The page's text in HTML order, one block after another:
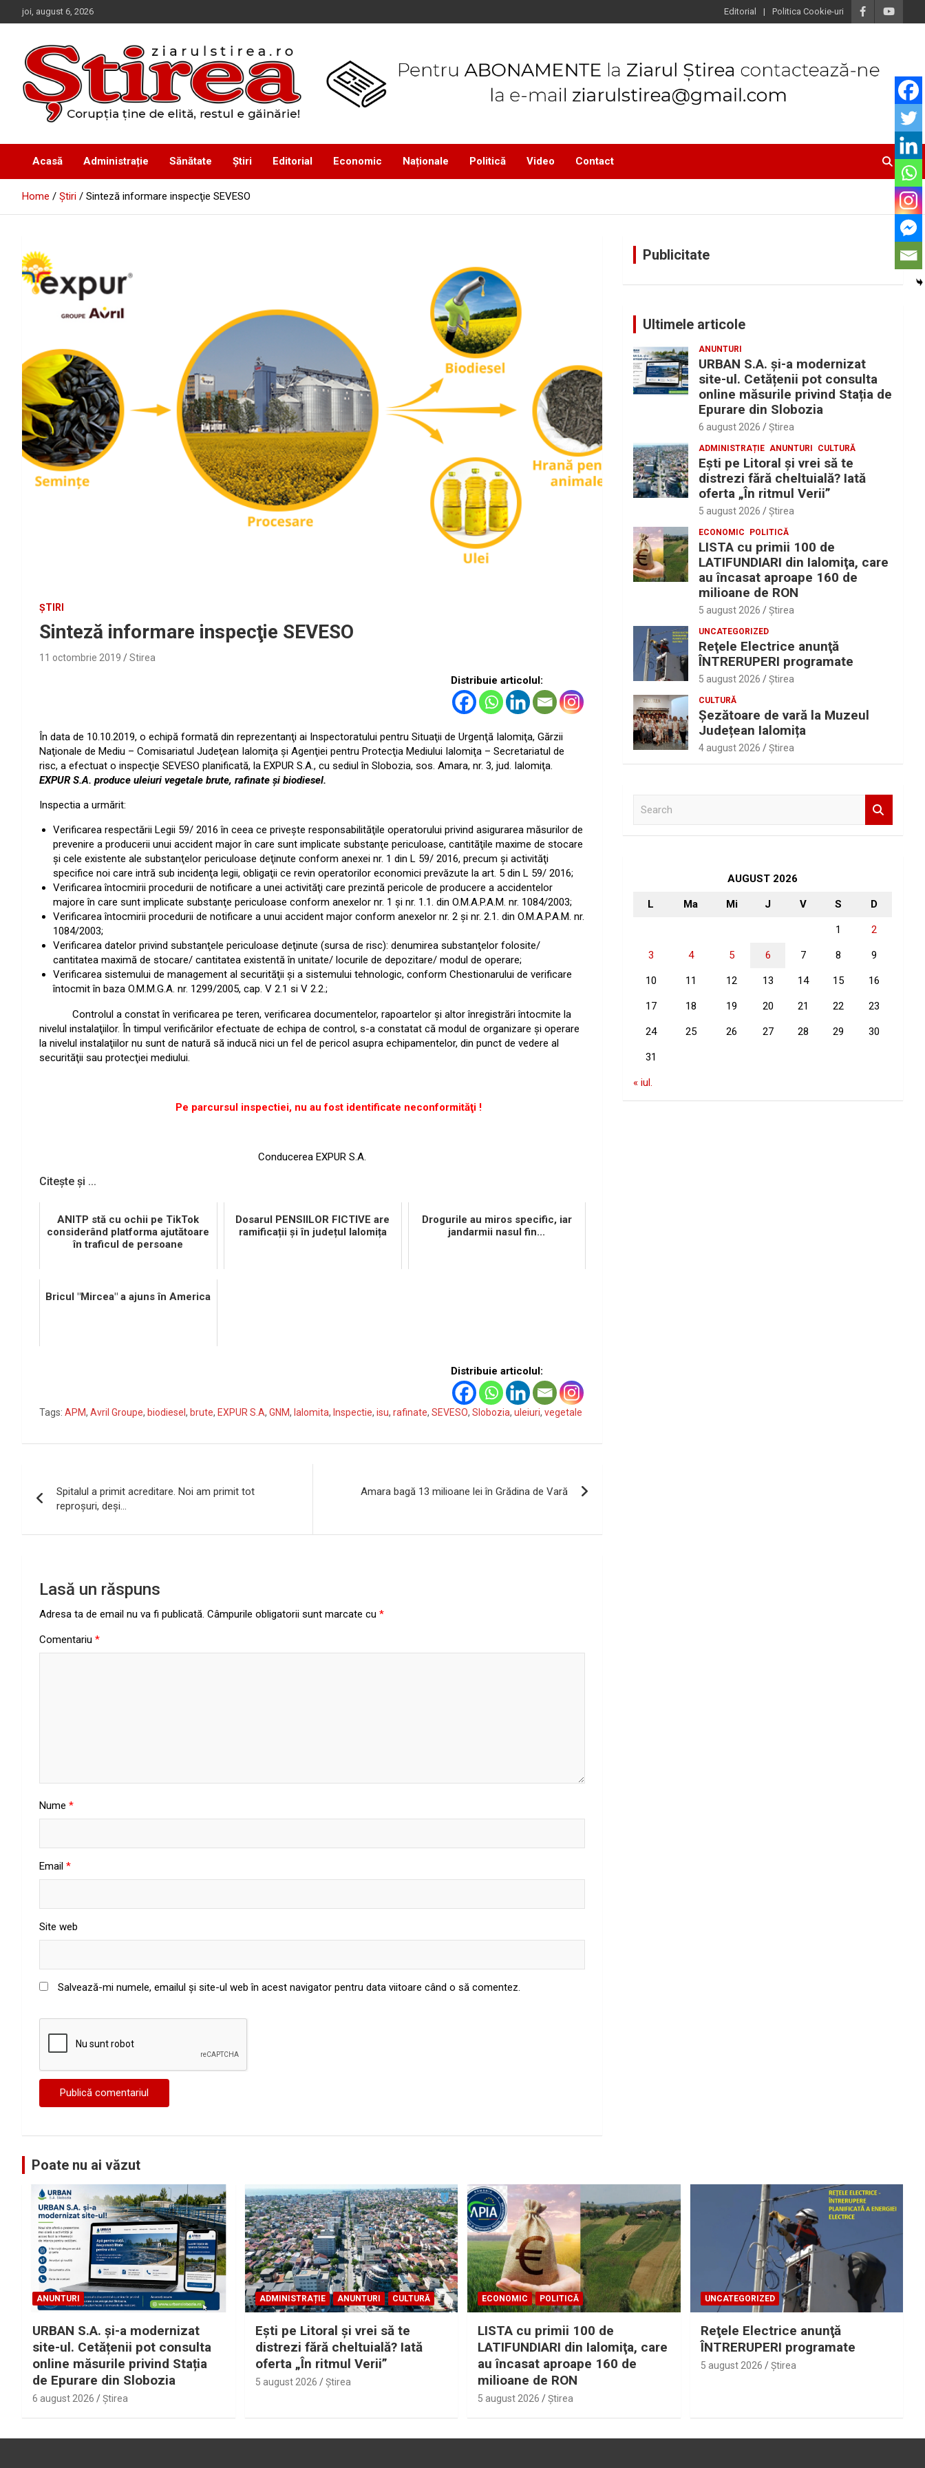
to
joi, august 6, 2026 Editorial Politica Cookie-uri
Ziarul Știrea
Acasă Administrație Sănătate Știri Editorial Economic Naționale Politică Video Contact
Home Știri Sinteză informare inspecţie SEVESO
ȘTIRI
Sinteză informare inspecţie SEVESO
11 octombrie 2019 Stirea
Distribuie articolul:
În data de 10.10.2019, o echipă formată din reprezentanţi ai Inspectoratului pentru Situaţii de Urgenţă Ialomiţa, Gărzii
Naţionale de Mediu – Comisariatul Judeţean Ialomiţa şi Agenţiei pentru Protecţia Mediului Ialomiţa – Secretariatul de
risc, a efectuat o inspecţie SEVESO planificată, la EXPUR S.A., cu sediul în Slobozia, sos. Amara, nr. 3, jud. Ialomiţa.
EXPUR S.A. produce uleiuri vegetale brute, rafinate şi biodiesel.
Inspectia a urmărit:
Verificarea respectării Legii 59/ 2016 în ceea ce priveşte responsabilităţile operatorului privind asigurarea măsurilor de
prevenire a producerii unui accident major în care sunt implicate substanţe periculoase, cantităţile maxime de stocare
şi cele existente ale substanţelor periculoase deţinute conform anexei nr. 1 din L 59/ 2016, precum şi activităţi
specifice noi care intră sub incidenţa legii, obligaţii ce revin operatorilor economici prevăzute la art. 5 din L 59/ 2016;
Verificarea întocmirii procedurii de notificare a unei activităţi care prezintă pericole de producere a accidentelor
majore în care sunt implicate substanţe periculoase conform anexelor nr. 1 şi nr. 1.1. din O.M.A.P.A.M. nr. 1084/2003;
Verificarea întocmirii procedurii de notificare a unui accident major conform anexelor nr. 2 şi nr. 2.1. din O.M.A.P.A.M. nr.
1084/2003;
Verificarea datelor privind substanţele periculoase deţinute (sursa de risc): denumirea substanţelor folosite/
cantitatea maximă de stocare/ cantitatea existentă în unitate/ locurile de depozitare/ modul de operare;
Verificarea sistemului de management al securităţii şi a sistemului tehnologic, conform Chestionarului de verificare
întocmit în baza O.M.M.G.A. nr. 1299/2005, cap. V 2.1 si V 2.2.;
Controlul a constat în verificarea pe teren, verificarea documentelor, rapoartelor şi altor înregistrări întocmite la
nivelul instalaţiilor. În timpul verificărilor efectuate de echipa de control, s-a constatat că modul de organizare şi operare
la nivelul instalaţiilor nu sunt de natură să inducă nici un fel de pericol asupra echipamentelor, din punct de vedere al
securităţii sau protecţiei mediului.
Pe parcursul inspectiei, nu au fost identificate neconformităţi !
Conducerea EXPUR S.A.
Citește și ...
ANITP stă cu ochii pe TikTok
considerând platforma ajutătoare
în traficul de persoane
Dosarul PENSIILOR FICTIVE are
ramificații și în județul Ialomița
Drogurile au miros specific, iar
jandarmii nasul fin...
Bricul "Mircea" a ajuns în America
Distribuie articolul:
Tags: APM, Avril Groupe, biodiesel , brute, EXPUR S.A, GNM, Ialomita, Inspectie, isu, rafinate, SEVESO, Slobozia, uleiuri, vegetale
în
articole
Spitalul a primit acreditare. Noi am primit tot
reproşuri, deşi…
Amara bagă 13 milioane lei în Grădina de Vară
Lasă un răspuns
Adresa ta de email nu va fi publicată. Câmpurile obligatorii sunt marcate cu *
Comentariu *
Nume *
Email *
Site web
Salvează-mi numele, emailul și site-ul web în acest navigator pentru data viitoare când o să comentez.
Publicitate
Ultimele articole
ANUNTURI
URBAN S.A. și-a modernizat
site-ul. Cetățenii pot consulta
online măsurile privind Stația de
Epurare din Slobozia
6 august 2026 Ştirea
ADMINISTRAȚIE ANUNTURI CULTURĂ
Eşti pe Litoral şi vrei să te
distrezi fără cheltuială? Iată
oferta „În ritmul Verii”
5 august 2026 Ştirea
ECONOMIC POLITICĂ
LISTA cu primii 100 de
LATIFUNDIARI din Ialomiţa, care
au încasat aproape 160 de
milioane de RON
5 august 2026 Ştirea
UNCATEGORIZED
Reţele Electrice anunţă
ÎNTRERUPERI programate
5 august 2026 Ştirea
CULTURĂ
Șezătoare de vară la Muzeul
Județean Ialomița
4 august 2026 Ştirea
AUGUST 2026
L Ma Mi J V S D
1 2
3 4 5 6 7 8 9
10 11 12 13 14 15 16
17 18 19 20 21 22 23
24 25 26 27 28 29 30
31
« iul.
Poate nu ai văzut
ANUNTURI
URBAN S.A. și-a modernizat
site-ul. Cetățenii pot consulta
online măsurile privind Stația
de Epurare din Slobozia
6 august 2026 Ştirea
ADMINISTRAȚIE ANUNTURI CULTURĂ
Eşti pe Litoral şi vrei să te
distrezi fără cheltuială? Iată
oferta „În ritmul Verii”
5 august 2026 Ştirea
ECONOMIC POLITICĂ
LISTA cu primii 100 de
LATIFUNDIARI din Ialomiţa, care
au încasat aproape 160 de
milioane de RON
5 august 2026 Ştirea
UNCATEGORIZED
Reţele Electrice anunţă
ÎNTRERUPERI programate
5 august 2026 Ştirea